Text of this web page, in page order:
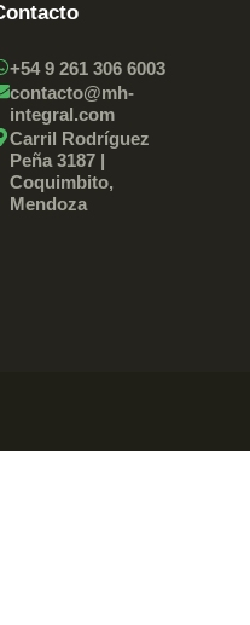
+54 9 261 306 6003
contacto@mh-
integral.com
Carril Rodríguez
Peña 3187 |
Coquimbito,
Mendoza